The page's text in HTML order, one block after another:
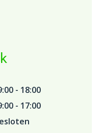
- 18:00
- 17:00